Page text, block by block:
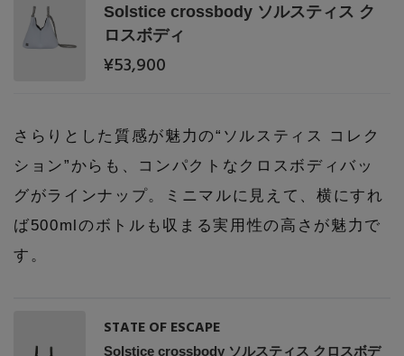
Solstice crossbody ソルスティス ク
ロスボディ
¥53,900
さらりとした質感が魅力の“ソルスティス コレク
ション”からも、コンパクトなクロスボディバッ
グがラインナップ。ミニマルに見えて、横にすれ
ば500mlのボトルも収まる実用性の高さが魅力で
す。
STATE OF ESCAPE
Solstice crossbody ソルスティス クロスボデ